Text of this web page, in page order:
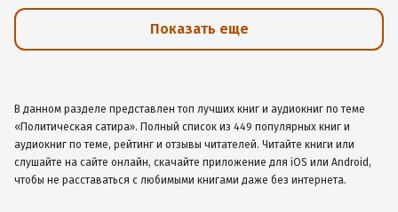
Показать еще
В данном разделе представлен топ лучших книг и аудиокниг по теме
«Политическая сатира». Полный список из 449 популярных книг и
аудиокниг по теме, рейтинг и отзывы читателей. Читайте книги или
слушайте на сайте онлайн, скачайте приложение для iOS или Android,
чтобы не расставаться с любимыми книгами даже без интернета.